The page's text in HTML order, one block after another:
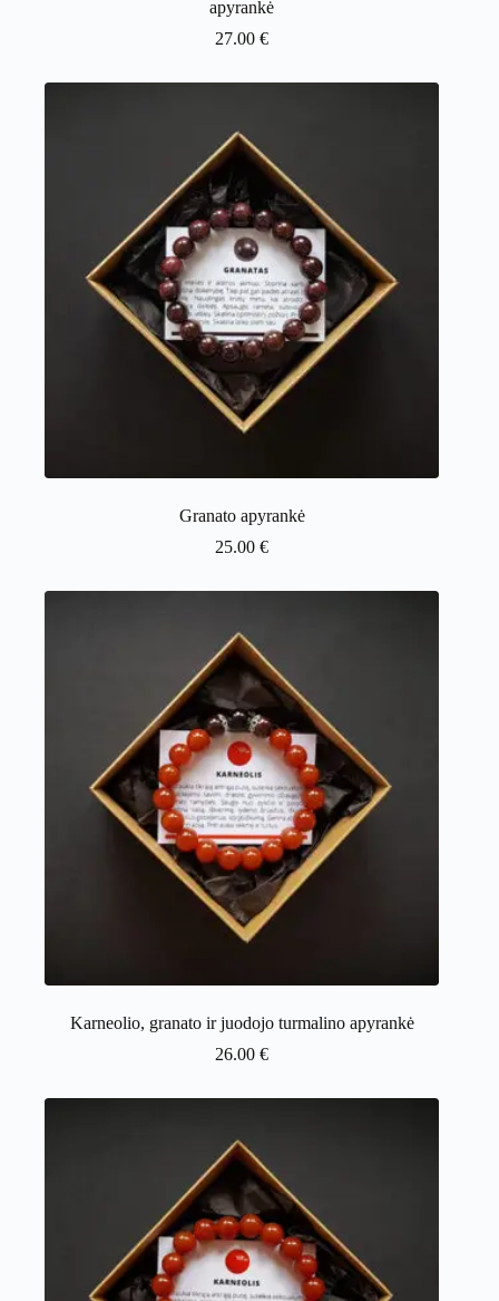
apyrankė
27.00€
Granato apyrankė
25.00€
Karneolio, granato ir juodojo turmalino apyrankė
26.00€